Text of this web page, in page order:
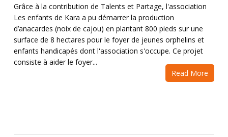
Grâce à la contribution de Talents et Partage, l'association
Les enfants de Kara a pu démarrer la production
d’anacardes (noix de cajou) en plantant 800 pieds sur une
surface de 8 hectares pour le foyer de jeunes orphelins et
enfants handicapés dont l'association s'occupe. Ce projet
consiste à aider le foyer...
Read More